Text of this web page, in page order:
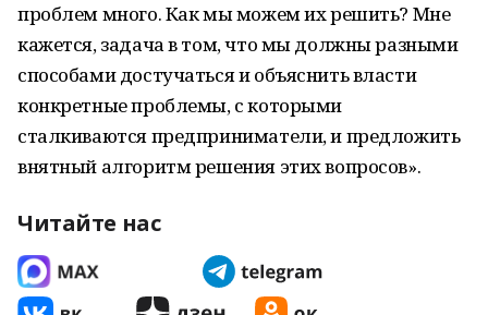
проблем много. Как мы можем их решить? Мне
кажется, задача в том, что мы должны разными
способами достучаться и объяснить власти
конкретные проблемы, с которыми
сталкиваются предприниматели, и предложить
внятный алгоритм решения этих вопросов».
Читайте нас